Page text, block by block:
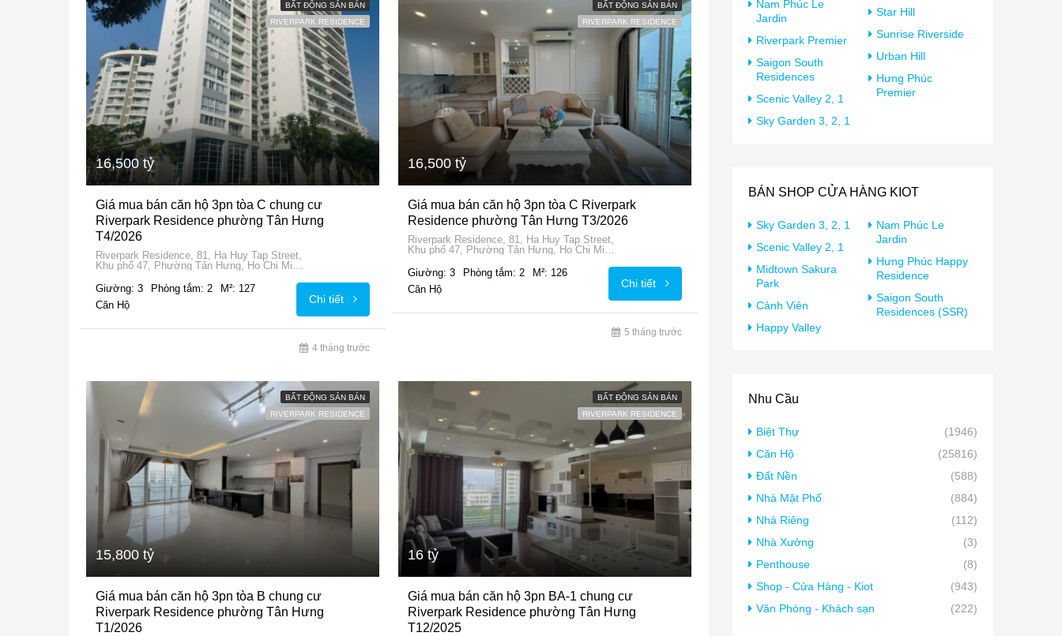
BẤT ĐỘNG SẢN BÁN
RIVERPARK RESIDENCE
16,500 tỷ
Giá mua bán căn hộ 3pn tòa C chung cư
Riverpark Residence phường Tân Hưng
T4/2026
Riverpark Residence, 81, Ha Huy Tap Street,
Khu phố 47, Phường Tân Hưng, Ho Chi Minh
Giường: 3
Phòng tắm: 2
M²: 127
Căn Hộ
Chi tiết
4 tháng trước
BẤT ĐỘNG SẢN BÁN
RIVERPARK RESIDENCE
16,500 tỷ
Giá mua bán căn hộ 3pn tòa C Riverpark
Residence phường Tân Hưng T3/2026
Riverpark Residence, 81, Ha Huy Tap Street,
Khu phố 47, Phường Tân Hưng, Ho Chi Minh
Giường: 3
Phòng tắm: 2
M²: 126
Căn Hộ
Chi tiết
5 tháng trước
BẤT ĐỘNG SẢN BÁN
RIVERPARK RESIDENCE
15,800 tỷ
Giá mua bán căn hộ 3pn tòa B chung cư
Riverpark Residence phường Tân Hưng
T1/2026
BẤT ĐỘNG SẢN BÁN
RIVERPARK RESIDENCE
16 tỷ
Giá mua bán căn hộ 3pn BA-1 chung cư
Riverpark Residence phường Tân Hưng
T12/2025
Nam Phúc Le
Jardin
Riverpark Premier
Saigon South
Residences
Scenic Valley 2, 1
Sky Garden 3, 2, 1
Star Hill
Sunrise Riverside
Urban Hill
Hưng Phúc
Premier
BÁN SHOP CỬA HÀNG KIOT
Sky Garden 3, 2, 1
Scenic Valley 2, 1
Midtown Sakura
Park
Cảnh Viên
Happy Valley
Nam Phúc Le
Jardin
Hưng Phúc Happy
Residence
Saigon South
Residences (SSR)
Nhu Cầu
Biệt Thự
(1946)
Căn Hộ
(25816)
Đất Nền
(588)
Nhà Mặt Phố
(884)
Nhà Riêng
(112)
Nhà Xưởng
(3)
Penthouse
(8)
Shop - Cửa Hàng - Kiot
(943)
Văn Phòng - Khách sạn
(222)